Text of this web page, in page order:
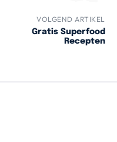
VOLGEND ARTIKEL
Gratis Superfood
Recepten